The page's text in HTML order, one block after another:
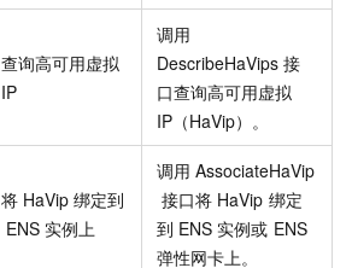
查询高可用虚拟
IP
调用
DescribeHaVips 接
口查询高可用虚拟
IP（HaVip）。
将 HaVip 绑定到
ENS 实例上
调用 AssociateHaVip
接口将 HaVip 绑定
到 ENS 实例或 ENS
弹性网卡上。